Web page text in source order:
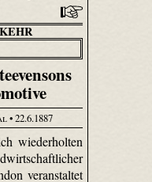
• 22.6.1887
wiederholten
veranstaltet